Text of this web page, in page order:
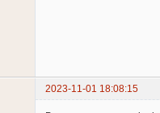
2023-11-01 18:08:15